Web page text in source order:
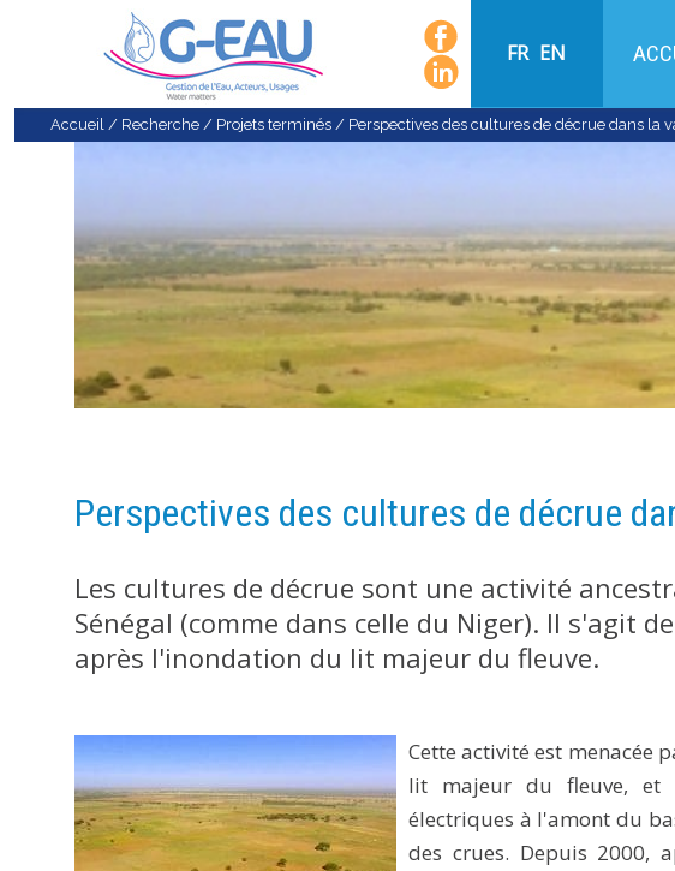
FR EN
Accueil / Recherche / Projets terminés / Perspectives des cultures de décrue dans la
Perspectives des cultures de décrue
Les cultures de décrue sont une activité
Sénégal (comme dans celle du Niger). Il s'agit
après l'inondation du lit majeur du fleuve.
Cette activité est menacée
lit majeur du fleuve, et
électriques à l'amont du
des crues. Depuis 2000,